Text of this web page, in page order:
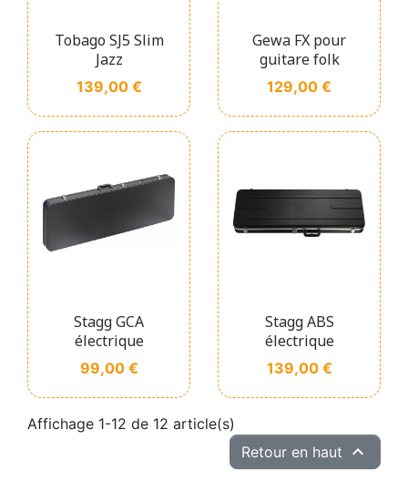
Tobago SJ5 Slim
Jazz
Prix
139,00 €
Gewa FX pour
guitare folk
Prix
129,00 €
Stagg GCA
électrique
Prix
99,00 €
Stagg ABS
électrique
Prix
139,00 €
Affichage 1-12 de 12 article(s)
Retour en haut 